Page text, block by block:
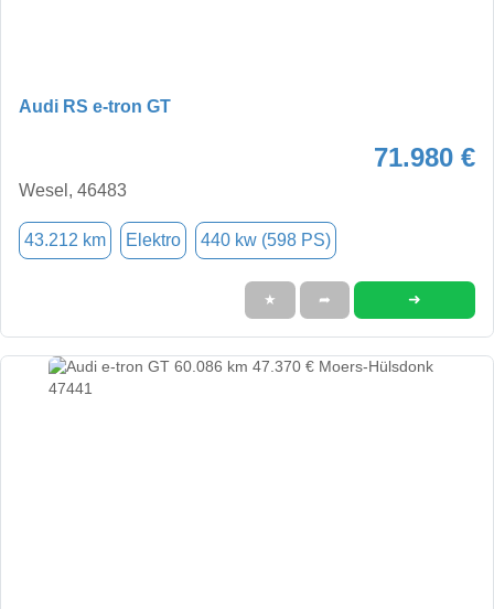
Audi RS e-tron GT
71.980 €
Wesel, 46483
43.212 km Elektro 440 kw (598 PS)
★ ➦ ➜